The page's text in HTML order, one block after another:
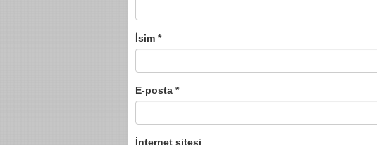
İsim *
E-posta *
İnternet sitesi